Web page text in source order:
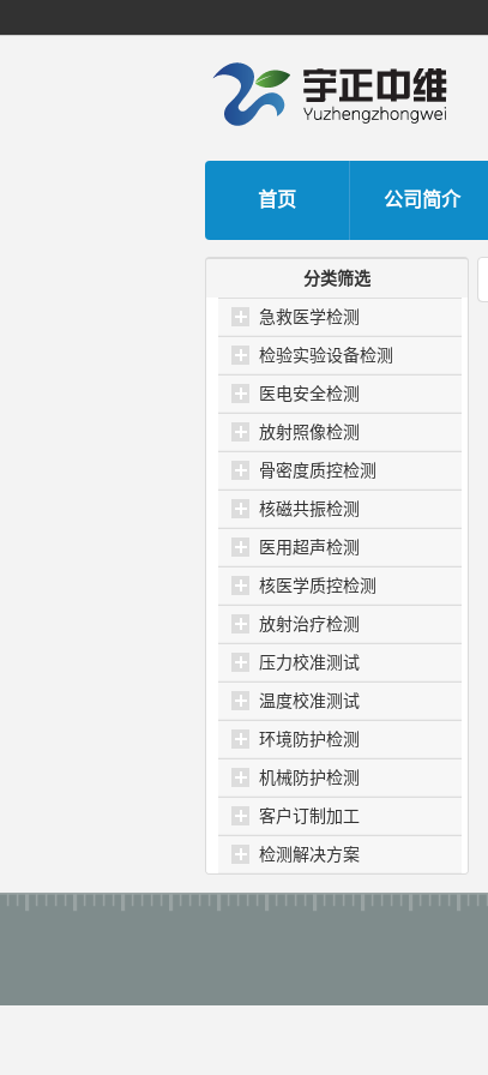
首页 公司简介
分类筛选
急救医学检测
检验实验设备检测
医电安全检测
放射照像检测
骨密度质控检测
核磁共振检测
医用超声检测
核医学质控检测
放射治疗检测
压力校准测试
温度校准测试
环境防护检测
机械防护检测
客户订制加工
检测解决方案